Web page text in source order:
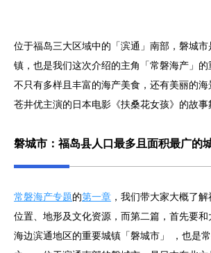
位于福岛三大区域中的「滨通」南部，磐城
镇，也是我们这次介绍的主角「常磐海产」的
不只有多样且丰富的海产美食，还有美丽的
苍井优主演的日本电影《扶桑花女孩》的故事
磐城市：福岛县人口最多且面积最广的
常磐海产专题的第一章 ，我们带大家大概了
位置、地形及文化资源，而第二篇，首先要
海边滨通地区的重要城镇「磐城市」 ，也是